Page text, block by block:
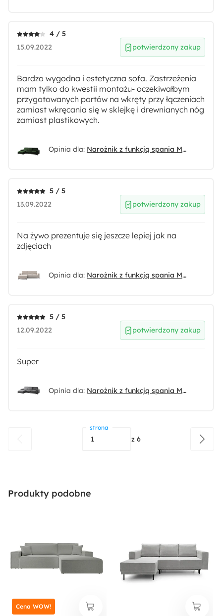
4 / 5
15.09.2022
potwierdzony zakup
Bardzo wygodna i estetyczna sofa. Zastrzeżenia
mam tylko do kwestii montażu- oczekiwałbym
przygotowanych portów na wkręty przy łączeniach
zamiast wkręcania się w sklejkę i drewnianych nóg
zamiast plastikowych.
Opinia dla: Narożnik z funkcją spania Mokpeo L-kształtny z dwoma pojemnikami na czarnych nóżkach butelkowa zieleń welur lewostronny
5 / 5
13.09.2022
potwierdzony zakup
Na żywo prezentuje się jeszcze lepiej jak na
zdjęciach
Opinia dla: Narożnik z funkcją spania Mokpeo L-kształtny z dwoma pojemnikami na czarnych nóżkach beżowy sztruks lewostronny
5 / 5
12.09.2022
potwierdzony zakup
Super
Opinia dla: Narożnik z funkcją spania Mokpeo L-kształtny z dwoma pojemnikami na czarnych nóżkach grafitowy welur lewostronny
strona
z 6
Produkty podobne
Cena WOW!